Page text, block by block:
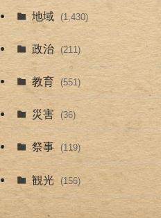
地域 (1,430)
政治 (211)
教育 (551)
災害 (36)
祭事 (119)
観光 (156)